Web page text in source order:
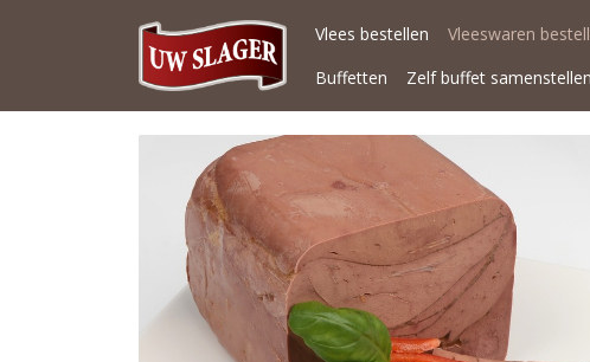
Vlees bestellen Vleeswaren
Buffetten
Zelf buffet samenstellen